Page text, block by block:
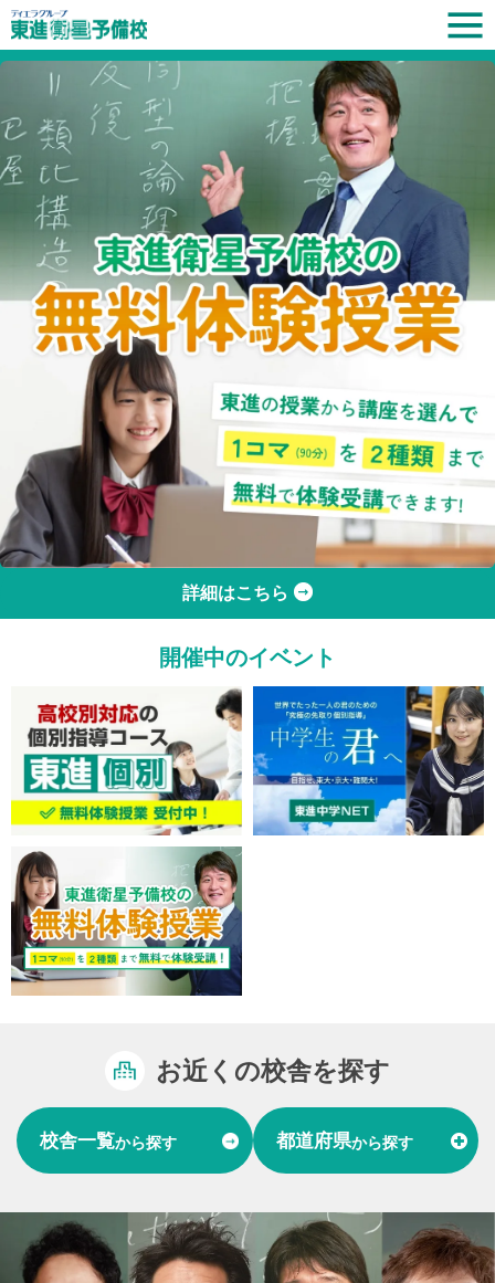
詳細はこちら
開催中のイベント
お近くの校舎を探す
校舎一覧から探す 都道府県から探す
東海 愛知県 岐阜県
関西 大阪府 兵庫県